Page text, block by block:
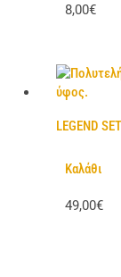
8,00€
LEGEND
Καλάθι
49,00€